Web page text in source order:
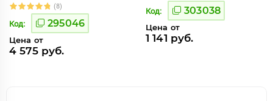
(8)
Код: 295046
Цена от
4 575 руб.
Код: 303038
Цена от
1 141 руб.